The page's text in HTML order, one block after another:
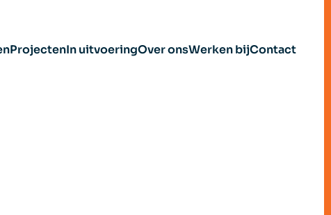
ProjectenIn uitvoeringOver onsWerken bijContact